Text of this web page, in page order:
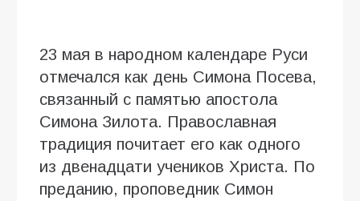
23 мая в народном календаре Руси
отмечался как день Симона Посева,
связанный с памятью апостола
Симона Зилота. Православная
традиция почитает его как одного
из двенадцати учеников Христа. По
преданию, проповедник Симон